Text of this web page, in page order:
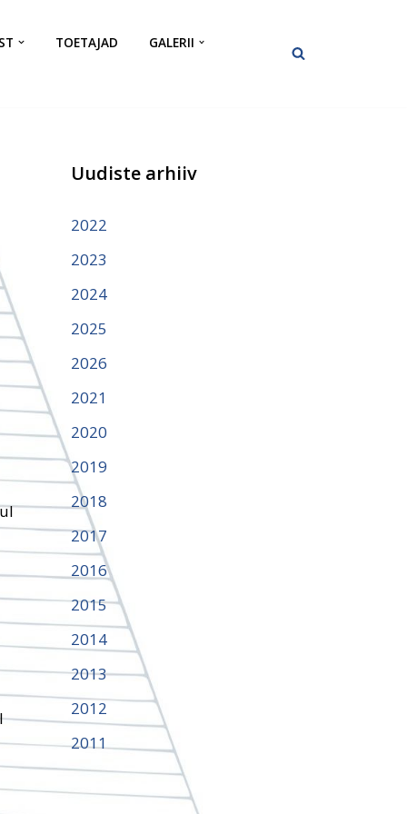
TOETAJAD GALERII
Uudiste arhiiv
2022
2023
2024
2025
2026
2021
2020
2019
2018
2017
2016
2015
2014
2013
2012
2011